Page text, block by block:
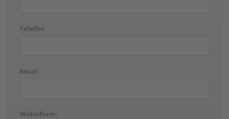
Telefon
Email
Wohnform: